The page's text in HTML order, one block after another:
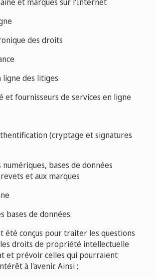
des droits
ligne des litiges
et fournisseurs de services en ligne
(cryptage et signatures
numériques, bases de données
et aux marques
bases de données.
été conçus pour traiter les questions
droits de propriété intellectuelle
et prévoir celles qui pourraient
à l'avenir. Ainsi :